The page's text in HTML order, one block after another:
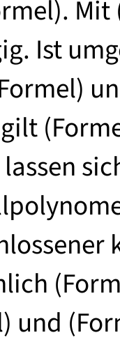
Ist
und